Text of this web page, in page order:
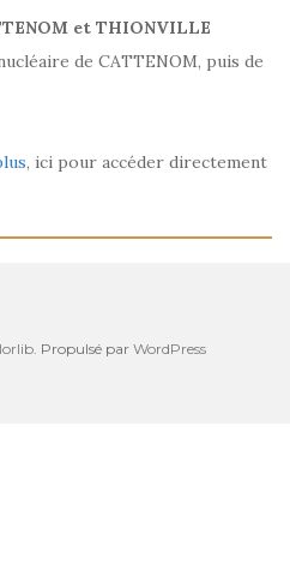
et THIONVILLE
de CATTENOM, puis de
, ici pour accéder directement
. Propulsé par WordPress